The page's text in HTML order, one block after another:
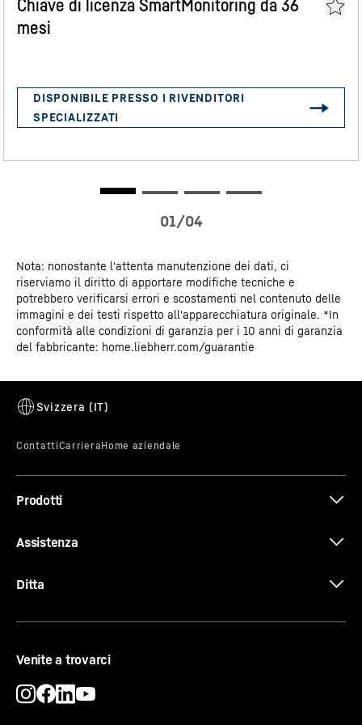
potrete stabilire se l’interruzione di corrente può aver
compromesso la qualità dei prodotti.
Pezzi di ricambio disponibili per 15 anni
Liebherr-Hausgeräte GmbH fa un ulteriore passo avanti
nell’ambito della durata degli apparecchi di alta qualità
rispettivo modello. Questo vale per tutte le parti
dell'apparecchiatura. Liebherr-Hausgeräte garantisce
Dati 3D
Chiave di licenza SmartMonitoring da 36
mesi
Nota: nonostante l'attenta manutenzione dei dati, ci
riserviamo il diritto di apportare modifiche tecniche e
potrebbero verificarsi errori e scostamenti nel contenuto delle
immagini e dei testi rispetto all'apparecchiatura originale. *In
conformità alle condizioni di garanzia per i 10 anni di garanzia
del fabbricante: home.liebherr.com/guarantie
Prodotti
Assistenza
Ditta
Venite a trovarci